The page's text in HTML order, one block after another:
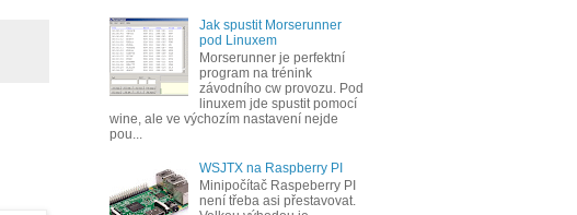
Jak spustit Morserunner
pod Linuxem
Morserunner je perfektní
program na trénink
závodního cw provozu. Pod
linuxem jde spustit pomocí
wine, ale ve výchozím nastavení nejde
pou...
WSJTX na Raspberry PI
Minipočítač Raspeberry PI
není třeba asi přestavovat.